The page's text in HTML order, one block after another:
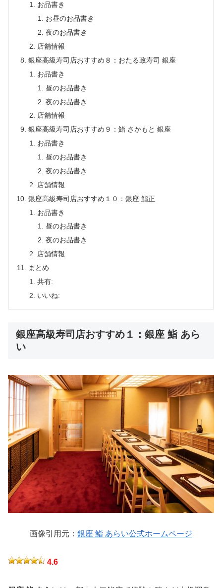
お品書き
お昼のお品書き
夜のお品書き
店舗情報
銀座高級寿司店おすすめ８：おたる政寿司 銀座
お品書き
昼のお品書き
夜のお品書き
店舗情報
銀座高級寿司店おすすめ９：鮨 さかもと 銀座
お品書き
昼のお品書き
夜のお品書き
店舗情報
銀座高級寿司店おすすめ１０：銀座 鮨正
お品書き
昼のお品書き
夜のお品書き
店舗情報
まとめ
共有:
いいね:
銀座高級寿司店おすすめ１：銀座 鮨 あら
い
画像引用元： 銀座 鮨 あらい公式ホームページ
4.6